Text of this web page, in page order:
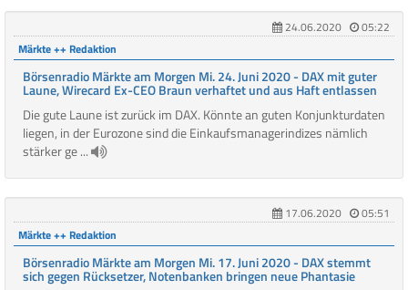
24.06.2020
05:22
Märkte ++ Redaktion
Börsenradio Märkte am Morgen Mi. 24. Juni 2020 - DAX mit guter
Laune, Wirecard Ex-CEO Braun verhaftet und aus Haft entlassen
Die gute Laune ist zurück im DAX. Könnte an guten Konjunkturdaten
liegen, in der Eurozone sind die Einkaufsmanagerindizes nämlich
stärker ge ...
17.06.2020
05:51
Märkte ++ Redaktion
Börsenradio Märkte am Morgen Mi. 17. Juni 2020 - DAX stemmt
sich gegen Rücksetzer, Notenbanken bringen neue Phantasie